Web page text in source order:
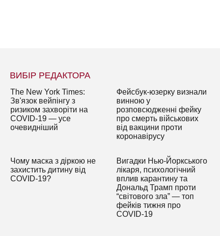
ВИБІР РЕДАКТОРА
The New York Times:
Зв'язок вейпінгу з
ризиком захворіти на
COVID-19 — усе
очевидніший
Фейсбук-юзерку визнали
винною у
розповсюдженні фейку
про смерть військових
від вакцини проти
коронавірусу
Чому маска з діркою не
захистить дитину від
COVID-19?
Вигадки Нью-Йоркського
лікаря, психологічний
вплив карантину та
Дональд Трамп проти
“світового зла” — топ
фейків тижня про
COVID-19